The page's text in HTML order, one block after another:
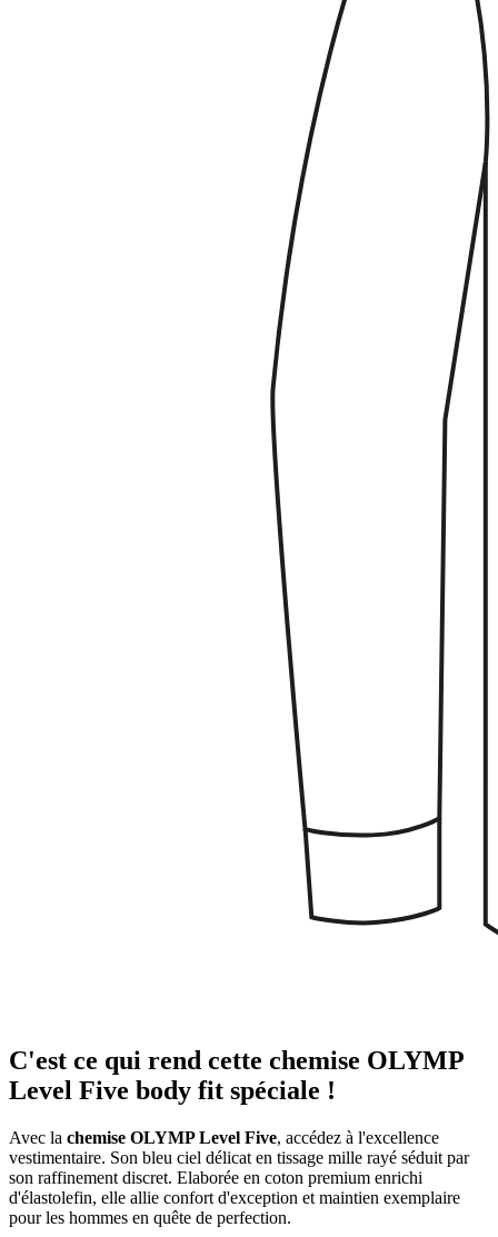
C'est ce qui rend cette chemise OLYMP
Level Five body fit spéciale !
Avec la chemise OLYMP Level Five, accédez à l'excellence
vestimentaire. Son bleu ciel délicat en tissage mille rayé séduit par
son raffinement discret. Elaborée en coton premium enrichi
d'élastolefin, elle allie confort d'exception et maintien exemplaire
pour les hommes en quête de perfection.